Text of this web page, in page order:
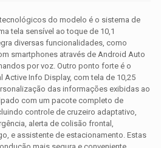
do modelo é o sistema de
tela sensível ao toque de 10,1
diversas funcionalidades, como
smartphones através de Android Auto
por voz. Outro ponto forte é o
Info Display, com tela de 10,25
das informações exibidas ao
com um pacote completo de
controle de cruzeiro adaptativo,
alerta de colisão frontal,
e assistente de estacionamento. Estas